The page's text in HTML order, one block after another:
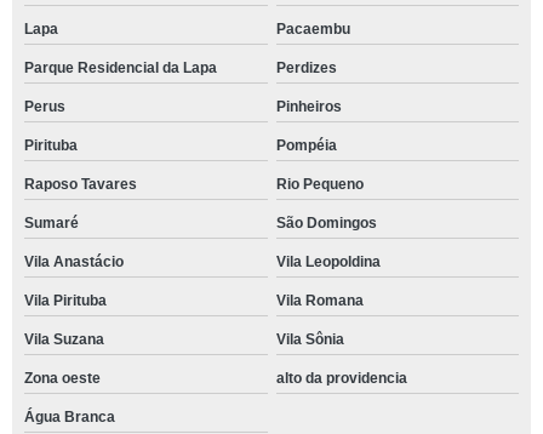
Lapa Pacaembu
Parque Residencial da Lapa Perdizes
Perus Pinheiros
Pirituba Pompéia
Raposo Tavares Rio Pequeno
Sumaré São Domingos
Vila Anastácio Vila Leopoldina
Vila Pirituba Vila Romana
Vila Suzana Vila Sônia
Zona oeste alto da providencia
Água Branca